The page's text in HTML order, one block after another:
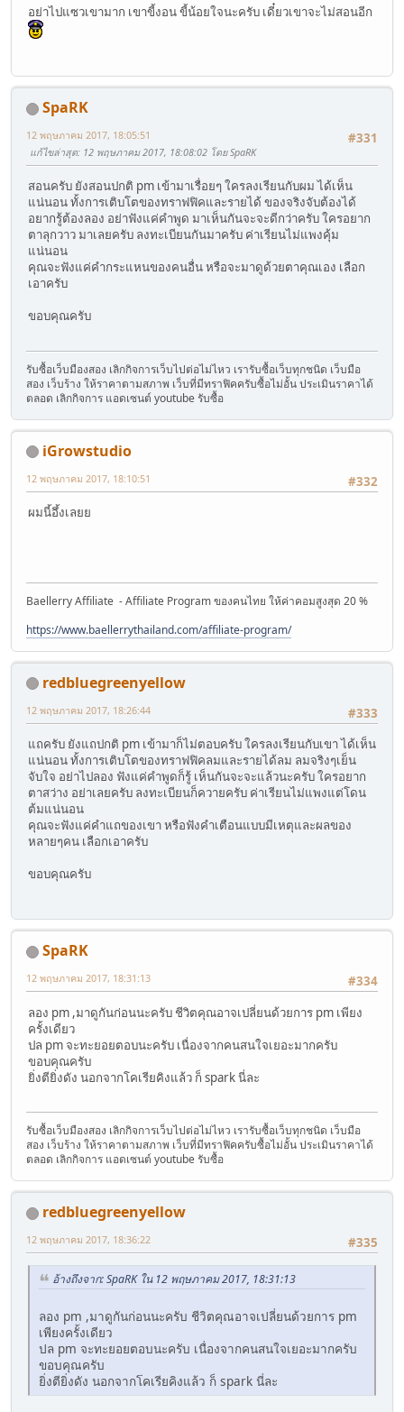
อย่าไปแซวเขามาก เขาขี้งอน ขี้น้อยใจนะครับ เดี๋ยวเขาจะไม่สอนอีก
SpaRK
#331
12 พฤษภาคม 2017, 18:05:51
แก้ไขล่าสุด: 12 พฤษภาคม 2017, 18:08:02 โดย SpaRK
สอนครับ ยังสอนปกติ pm เข้ามาเรื่อยๆ ใครลงเรียนกับผม ได้เห็น
แน่นอน ทั้งการเติบโตของทราฟฟิคและรายได้ ของจริงจับต้องได้
อยากรู้ต้องลอง อย่าฟังแค่คำพูด มาเห็นกันจะจะดีกว่าครับ ใครอยาก
ตาลุกวาว มาเลยครับ ลงทะเบียนกันมาครับ ค่าเรียนไม่แพงคุ้ม
แน่นอน
คุณจะฟังแค่คำกระแหนของคนอื่น หรือจะมาดูด้วยตาคุณเอง เลือก
เอาครับ
ขอบคุณครับ
รับซื้อเว็บมืองสอง เลิกกิจการเว็บไปต่อไม่ไหว เรารับซื้อเว็บทุกชนิด เว็บมือ
สอง เว็บร้าง ให้ราคาตามสภาพ เว็บที่มีทราฟิคครับซื้อไม่อั้น ประเมินราคาได้
ตลอด เลิกกิจการ แอดเซนต์ youtube รับซื้อ
iGrowstudio
#332
12 พฤษภาคม 2017, 18:10:51
ผมนี้อึ้งเลยย
Baellerry Affiliate - Affiliate Program ของคนไทย ให้ค่าคอมสูงสุด 20 %
https://www.baellerrythailand.com/affiliate-program/
redbluegreenyellow
#333
12 พฤษภาคม 2017, 18:26:44
แถครับ ยังแถปกติ pm เข้ามาก็ไม่ตอบครับ ใครลงเรียนกับเขา ได้เห็น
แน่นอน ทั้งการเติบโตของทราฟฟิคลมและรายได้ลม ลมจริงๆเย็น
จับใจ อย่าไปลอง ฟังแค่คำพูดก็รู้ เห็นกันจะจะแล้วนะครับ ใครอยาก
ตาสว่าง อย่าเลยครับ ลงทะเบียนก็ควายครับ ค่าเรียนไม่แพงแต่โดน
ต้มแน่นอน
คุณจะฟังแค่คำแถของเขา หรือฟังคำเตือนแบบมีเหตุและผลของ
หลายๆคน เลือกเอาครับ
ขอบคุณครับ
SpaRK
#334
12 พฤษภาคม 2017, 18:31:13
ลอง pm ,มาดูกันก่อนนะครับ ชีวิตคุณอาจเปลี่ยนด้วยการ pm เพียง
ครั้งเดียว
ปล pm จะทะยอยตอบนะครับ เนื่องจากคนสนใจเยอะมากครับ
ขอบคุณครับ
ยิ่งตียิ่งดัง นอกจากโคเรียคิงแล้ว ก็ spark นี่ละ
รับซื้อเว็บมืองสอง เลิกกิจการเว็บไปต่อไม่ไหว เรารับซื้อเว็บทุกชนิด เว็บมือ
สอง เว็บร้าง ให้ราคาตามสภาพ เว็บที่มีทราฟิคครับซื้อไม่อั้น ประเมินราคาได้
ตลอด เลิกกิจการ แอดเซนต์ youtube รับซื้อ
redbluegreenyellow
#335
12 พฤษภาคม 2017, 18:36:22
อ้างถึงจาก: SpaRK ใน 12 พฤษภาคม 2017, 18:31:13
ลอง pm ,มาดูกันก่อนนะครับ ชีวิตคุณอาจเปลี่ยนด้วยการ pm
เพียงครั้งเดียว
ปล pm จะทะยอยตอบนะครับ เนื่องจากคนสนใจเยอะมากครับ
ขอบคุณครับ
ยิ่งตียิ่งดัง นอกจากโคเรียคิงแล้ว ก็ spark นี่ละ